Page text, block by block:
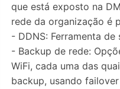
que está exposto na
rede da organização é
- DDNS: Ferramenta de
- Backup de rede:
WiFi, cada uma das
backup, usando